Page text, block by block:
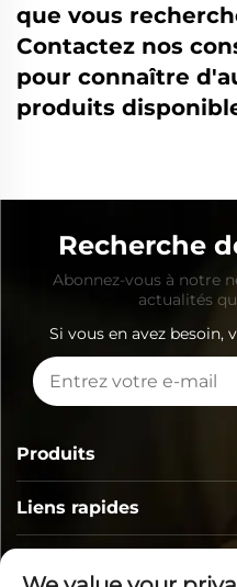
que vous
Contactez nos
pour connaître
produits
Recherche
Abonnez-vous à notre
actualités
Si vous en avez besoin,
Liens rapides
Produits